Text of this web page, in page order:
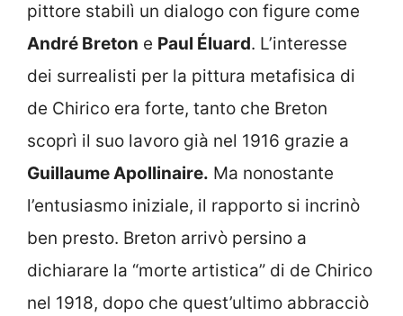
pittore stabilì un dialogo con figure come
André Breton e Paul Éluard. L’interesse
dei surrealisti per la pittura metafisica di
de Chirico era forte, tanto che Breton
scoprì il suo lavoro già nel 1916 grazie a
Guillaume Apollinaire. Ma nonostante
l’entusiasmo iniziale, il rapporto si incrinò
ben presto. Breton arrivò persino a
dichiarare la “morte artistica” di de Chirico
nel 1918, dopo che quest’ultimo abbracciò